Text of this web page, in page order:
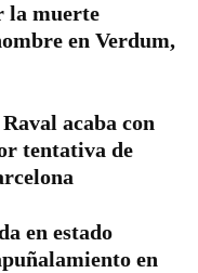
la muerte
en Verdum,
acaba con
tentativa de
en estado
en